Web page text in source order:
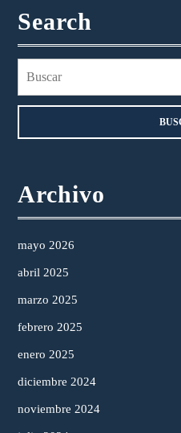
Search
Archivo
mayo 2026
abril 2025
marzo 2025
febrero 2025
enero 2025
diciembre 2024
noviembre 2024